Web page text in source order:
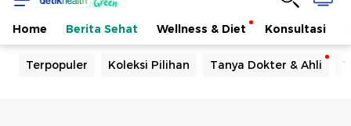
Home Berita Sehat Wellness & Diet Konsultasi
Terpopuler Koleksi Pilihan Tanya Dokter & Ahli